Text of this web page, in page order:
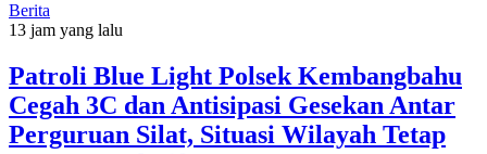
Berita
13 jam yang lalu
Patroli Blue Light Polsek Kembangbahu
Cegah 3C dan Antisipasi Gesekan Antar
Perguruan Silat, Situasi Wilayah Tetap